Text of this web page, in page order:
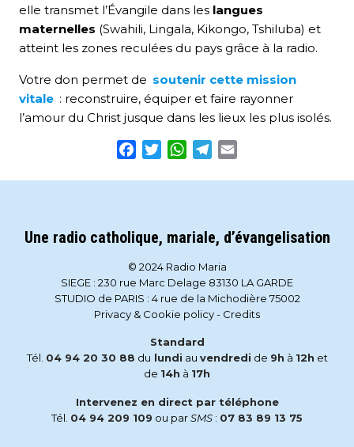
elle transmet l’Évangile dans les langues
maternelles (Swahili, Lingala, Kikongo, Tshiluba) et
atteint les zones reculées du pays grâce à la radio.
Votre don permet de soutenir cette mission
vitale : reconstruire, équiper et faire rayonner
l’amour du Christ jusque dans les lieux les plus isolés.
Facebook
TwitterWhatsApp
Telegram
Une radio catholique, mariale, d’évangelisation
© 2024 Radio Maria
SIEGE : 230 rue Marc Delage 83130 LA GARDE
STUDIO de PARIS : 4 rue de la Michodière 75002
Privacy & Cookie policy- Credits
Standard
Tél. 04 94 20 30 88 du lundi au vendredi de 9h à 12h et
de 14h à 17h
Intervenez en direct par téléphone
Tél. 04 94 209 109 ou parSMS : 07 83 89 13 75